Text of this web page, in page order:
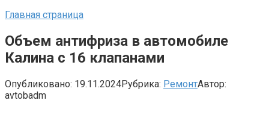
Главная страница
Объем антифриза в автомобиле
Калина с 16 клапанами
Опубликовано: 19.11.2024Рубрика: РемонтАвтор:
avtobadm